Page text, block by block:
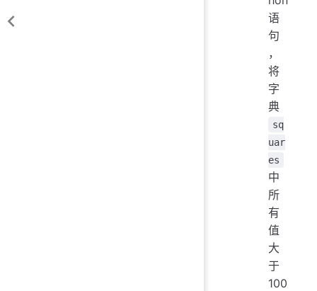
语
句
，
将
字
典
sq
uar
es
中
所
有
值
大
于
100